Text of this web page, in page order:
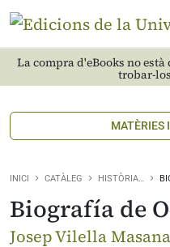
La compra d'eBooks no
trobar-
MATÈRIES
INICI CATÀLEG HISTÒRIA…
Biografía de
Josep Vilella Masana